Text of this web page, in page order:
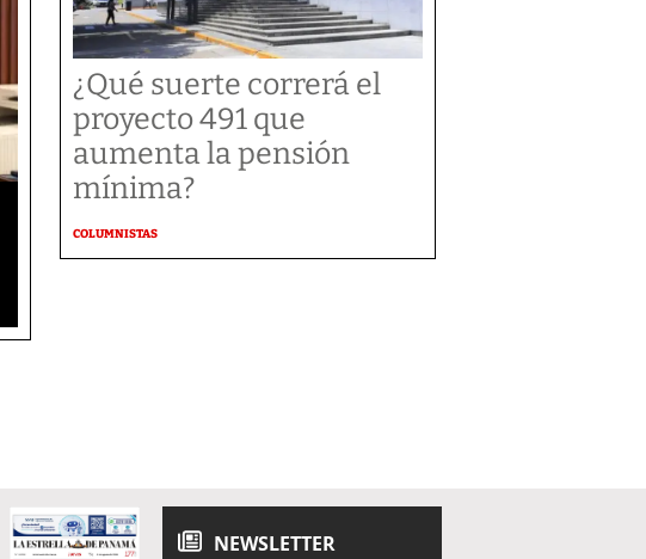
¿Qué suerte correrá el
proyecto 491 que
aumenta la pensión
mínima?
COLUMNISTAS
NEWSLETTER